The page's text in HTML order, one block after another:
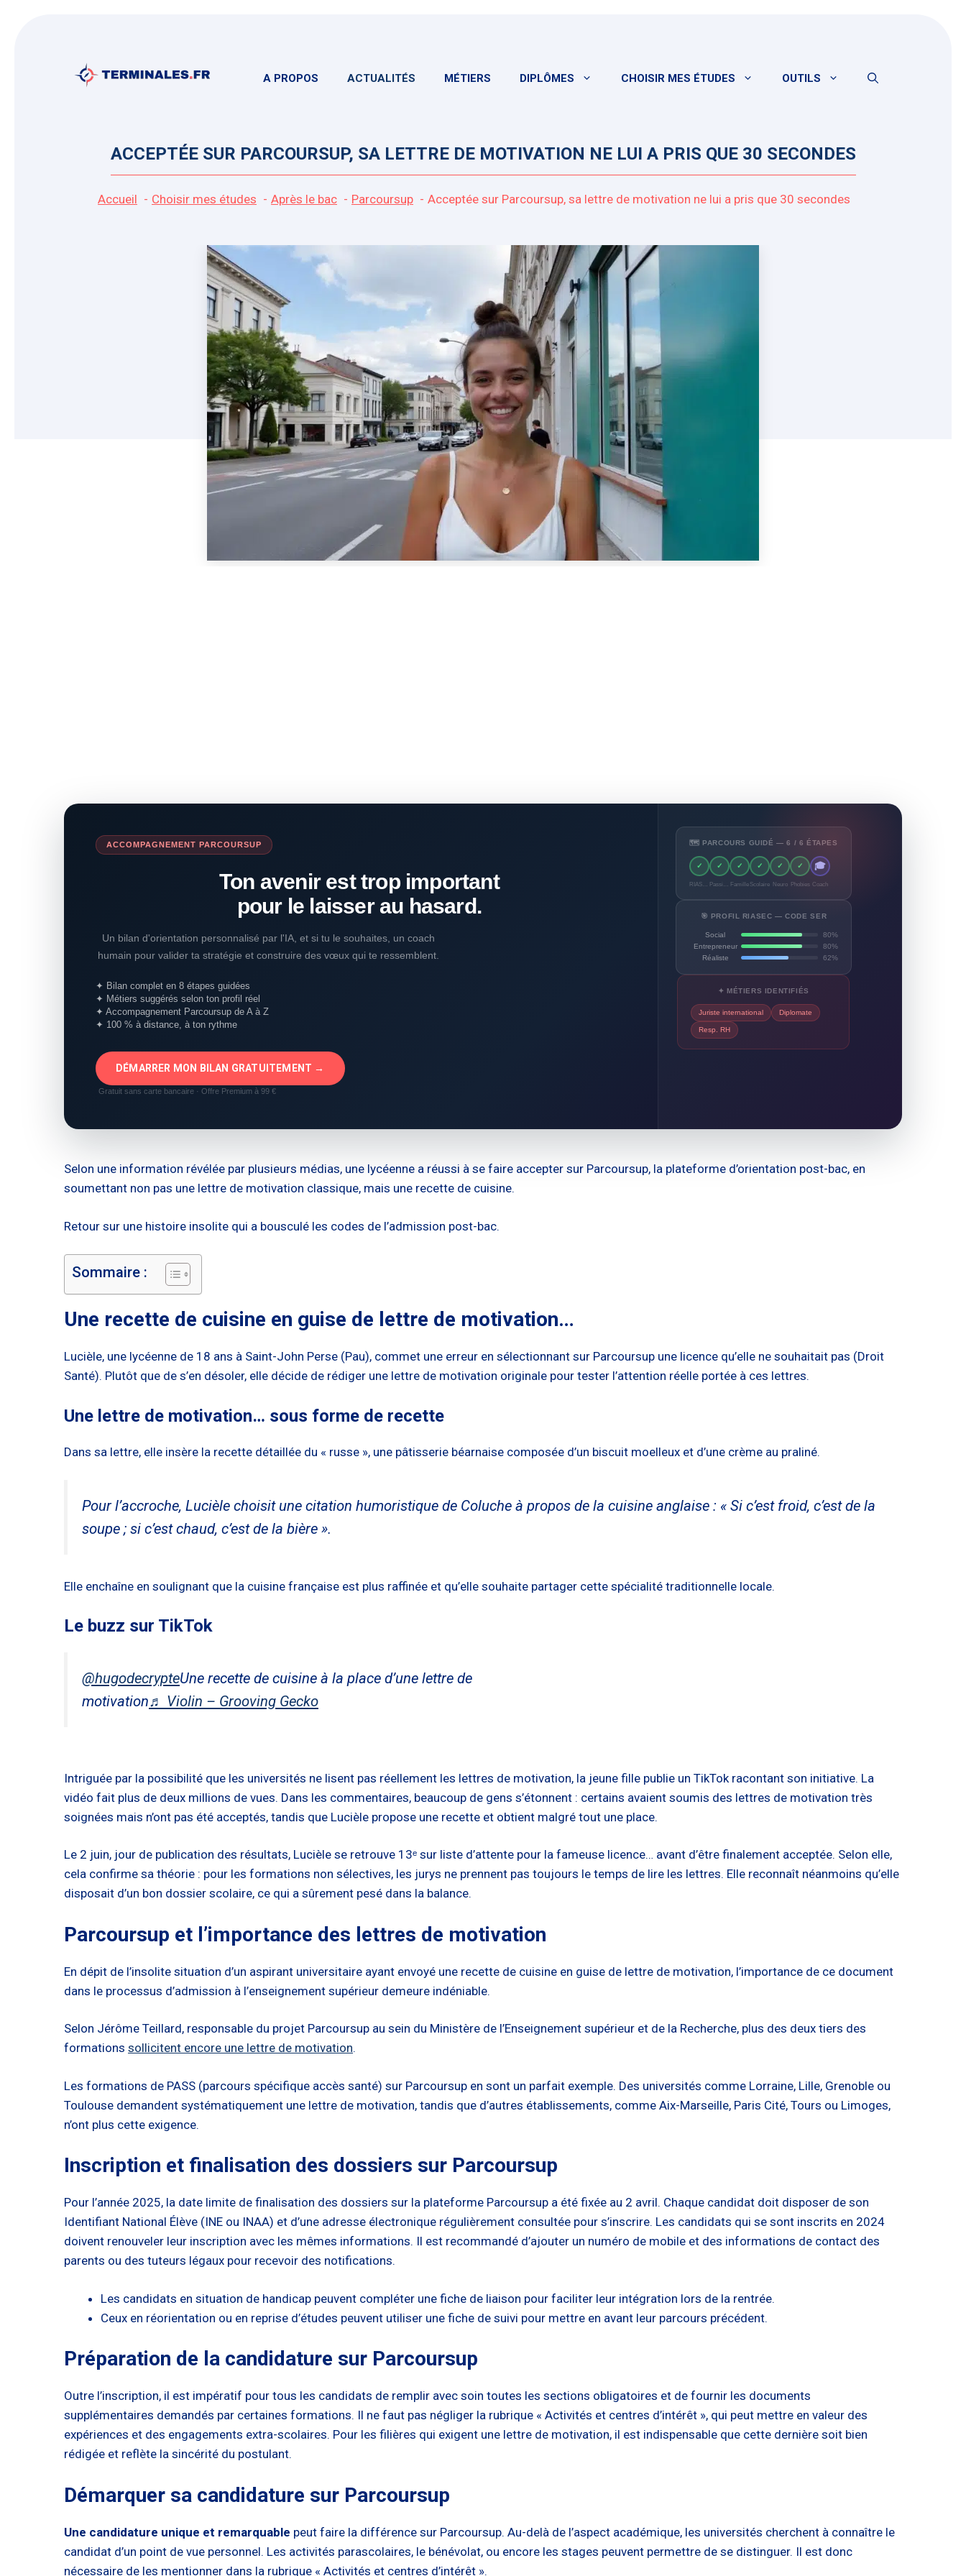
A PROPOS ACTUALITÉS MÉTIERS DIPLÔMES CHOISIR MES ÉTUDES OUTILS
ACCEPTÉE SUR PARCOURSUP, SA LETTRE DE MOTIVATION NE LUI A PRIS QUE 30 SECONDES
Accueil Choisir mes études Après le bac Parcoursup Acceptée sur Parcoursup, sa lettre de motivation ne lui a pris que 30 secondes
ACCOMPAGNEMENT PARCOURSUP
Ton avenir est trop important
pour le laisser au hasard.
Un bilan d'orientation personnalisé par l'IA, et si tu le souhaites, un coach
humain pour valider ta stratégie et construire des vœux qui te ressemblent.
✦ Bilan complet en 8 étapes guidées
✦ Métiers suggérés selon ton profil réel
✦ Accompagnement Parcoursup de A à Z
✦ 100 % à distance, à ton rythme
DÉMARRER MON BILAN GRATUITEMENT →
Gratuit sans carte bancaire · Offre Premium à 99 €
🗺️ PARCOURS GUIDÉ — 6 / 6 ÉTAPES
✓ ✓ ✓ ✓ ✓ ✓ 🎓
Famille Scolaire Neuro Phobies Coach
🎯 PROFIL RIASEC — CODE SER
Social
80%
Entrepreneur
80%
Réaliste
62%
✦ MÉTIERS IDENTIFIÉS
Juriste international Diplomate
Resp. RH
Selon une information révélée par plusieurs médias, une lycéenne a réussi à se faire accepter sur Parcoursup, la plateforme d’orientation post-bac, en
soumettant non pas une lettre de motivation classique, mais une recette de cuisine.
Retour sur une histoire insolite qui a bousculé les codes de l’admission post-bac.
Sommaire :
Une recette de cuisine en guise de lettre de motivation…
Lucièle, une lycéenne de 18 ans à Saint-John Perse (Pau), commet une erreur en sélectionnant sur Parcoursup une licence qu’elle ne souhaitait pas (Droit
Santé). Plutôt que de s’en désoler, elle décide de rédiger une lettre de motivation originale pour tester l’attention réelle portée à ces lettres.
Une lettre de motivation… sous forme de recette
Dans sa lettre, elle insère la recette détaillée du « russe », une pâtisserie béarnaise composée d’un biscuit moelleux et d’une crème au praliné.
Pour l’accroche, Lucièle choisit une citation humoristique de Coluche à propos de la cuisine anglaise : « Si c’est froid, c’est de la
soupe ; si c’est chaud, c’est de la bière ».
Elle enchaîne en soulignant que la cuisine française est plus raffinée et qu’elle souhaite partager cette spécialité traditionnelle locale.
Le buzz sur TikTok
@hugodecrypteUne recette de cuisine à la place d’une lettre de
motivation♬ Violin – Grooving Gecko
Intriguée par la possibilité que les universités ne lisent pas réellement les lettres de motivation, la jeune fille publie un TikTok racontant son initiative. La
vidéo fait plus de deux millions de vues. Dans les commentaires, beaucoup de gens s’étonnent : certains avaient soumis des lettres de motivation très
soignées mais n’ont pas été acceptés, tandis que Lucièle propose une recette et obtient malgré tout une place.
Le 2 juin, jour de publication des résultats, Lucièle se retrouve 13ᵉ sur liste d’attente pour la fameuse licence… avant d’être finalement acceptée. Selon elle,
cela confirme sa théorie : pour les formations non sélectives, les jurys ne prennent pas toujours le temps de lire les lettres. Elle reconnaît néanmoins qu’elle
disposait d’un bon dossier scolaire, ce qui a sûrement pesé dans la balance.
Parcoursup et l’importance des lettres de motivation
En dépit de l’insolite situation d’un aspirant universitaire ayant envoyé une recette de cuisine en guise de lettre de motivation, l’importance de ce document
dans le processus d’admission à l’enseignement supérieur demeure indéniable.
Selon Jérôme Teillard, responsable du projet Parcoursup au sein du Ministère de l’Enseignement supérieur et de la Recherche, plus des deux tiers des
formations sollicitent encore une lettre de motivation.
Les formations de PASS (parcours spécifique accès santé) sur Parcoursup en sont un parfait exemple. Des universités comme Lorraine, Lille, Grenoble ou
Toulouse demandent systématiquement une lettre de motivation, tandis que d’autres établissements, comme Aix-Marseille, Paris Cité, Tours ou Limoges,
n’ont plus cette exigence.
Inscription et finalisation des dossiers sur Parcoursup
Pour l’année 2025, la date limite de finalisation des dossiers sur la plateforme Parcoursup a été fixée au 2 avril. Chaque candidat doit disposer de son
Identifiant National Élève (INE ou INAA) et d’une adresse électronique régulièrement consultée pour s’inscrire. Les candidats qui se sont inscrits en 2024
doivent renouveler leur inscription avec les mêmes informations. Il est recommandé d’ajouter un numéro de mobile et des informations de contact des
parents ou des tuteurs légaux pour recevoir des notifications.
Les candidats en situation de handicap peuvent compléter une fiche de liaison pour faciliter leur intégration lors de la rentrée.
Ceux en réorientation ou en reprise d’études peuvent utiliser une fiche de suivi pour mettre en avant leur parcours précédent.
Préparation de la candidature sur Parcoursup
Outre l’inscription, il est impératif pour tous les candidats de remplir avec soin toutes les sections obligatoires et de fournir les documents
supplémentaires demandés par certaines formations. Il ne faut pas négliger la rubrique « Activités et centres d’intérêt », qui peut mettre en valeur des
expériences et des engagements extra-scolaires. Pour les filières qui exigent une lettre de motivation, il est indispensable que cette dernière soit bien
rédigée et reflète la sincérité du postulant.
Démarquer sa candidature sur Parcoursup
Une candidature unique et remarquable peut faire la différence sur Parcoursup. Au-delà de l’aspect académique, les universités cherchent à connaître le
candidat d’un point de vue personnel. Les activités parascolaires, le bénévolat, ou encore les stages peuvent permettre de se distinguer. Il est donc
nécessaire de les mentionner dans la rubrique « Activités et centres d’intérêt ».